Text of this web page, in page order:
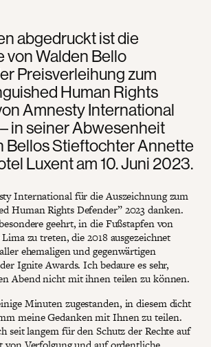
abgedruckt ist die
von Walden Bello
Preisverleihung zum
Human Rights
Amnesty International
in seiner Abwesenheit
Bellos Stieftochter Annette
Luxent am 10. Juni 2023.
International für die Auszeichnung zum
Human Rights Defender” 2023 danken.
geehrt, in die Fußstapfen von
zu treten, die 2018 ausgezeichnet
ehemaligen und gegenwärtigen
Ignite Awards. Ich bedaure es sehr,
Abend nicht mit ihnen teilen zu können.
Minuten zugestanden, in diesem dicht
meine Gedanken mit Ihnen zu teilen.
seit langem für den Schutz der Rechte auf